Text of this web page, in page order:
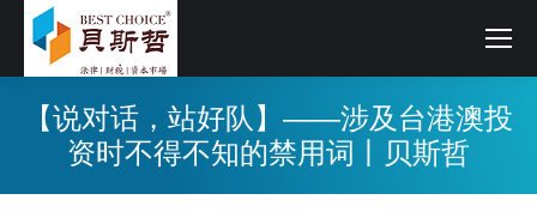
【说对话，站好队】——涉及台港澳投
资时不得不知的禁用词丨贝斯哲